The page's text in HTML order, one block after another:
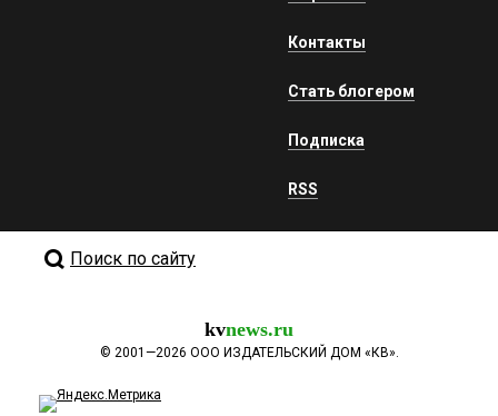
Контакты
Стать блогером
Подписка
RSS
Поиск по сайту
kvnews.ru
© 2001—2026 ООО ИЗДАТЕЛЬСКИЙ ДОМ «КВ».